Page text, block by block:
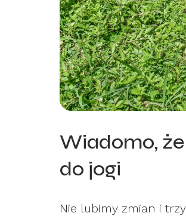
Wiadomo,
do jogi
Nie lubimy zmian i